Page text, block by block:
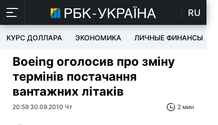
RU
КУРС ДОЛЛАРА ЭКОНОМИКА ЛИЧНЫЕ ФИНАНСЫ
Boeing оголосив про зміну
термінів постачання
вантажних літаків
20:59 30.09.2010 Чт 2 мин